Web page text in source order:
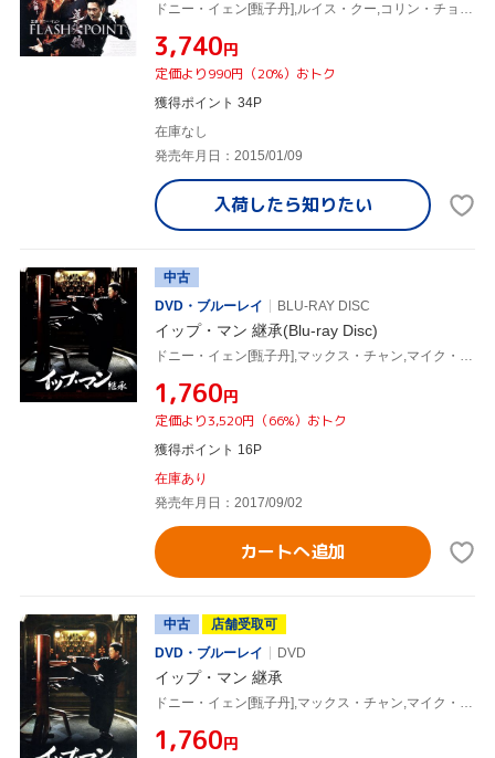
ドニー・イェン[甄子丹],ルイス・クー,コリン・チョウ[鄒兆龍],ウィルソン・イップ[葉偉信](監督),チャン・クォンウィン[陳光榮](音楽)
¥3,740円
定価より990円（20%）おトク
獲得ポイント 34P
在庫なし
発売年月日：2015/01/09
入荷したら知りたい
中古
DVD・ブルーレイ
BLU-RAY DISC
イップ・マン 継承(Blu-ray Disc)
ドニー・イェン[甄子丹],マックス・チャン,マイク・タイソン,ウィルソン・イップ[葉偉信](監督),川井憲次(音楽)
¥1,760円
定価より3,520円（66%）おトク
獲得ポイント 16P
在庫あり
発売年月日：2017/09/02
カートへ追加
中古
店舗受取可
DVD・ブルーレイ
DVD
イップ・マン 継承
ドニー・イェン[甄子丹],マックス・チャン,マイク・タイソン,ウィルソン・イップ[葉偉信](監督),川井憲次(音楽)
¥1,760円